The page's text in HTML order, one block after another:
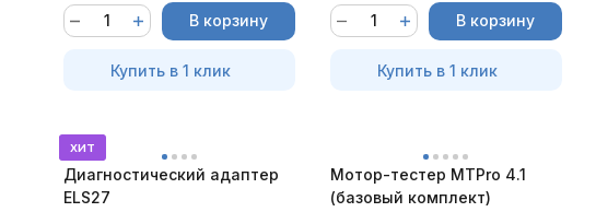
В корзину
Купить в 1 клик
В корзину
Купить в 1 клик
хит
Диагностический адаптер
ELS27
Мотор-тестер MTPro 4.1
(базовый комплект)